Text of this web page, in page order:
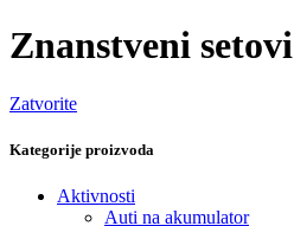
Znanstveni setovi
Zatvorite
Kategorije proizvoda
Aktivnosti
Auti na akumulator